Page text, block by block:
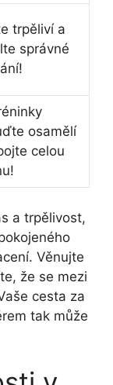
trpěliví a
správné
‍osamělí‍
celou
a trpělivost,
Věnujte
že se⁤ mezi
cesta za
tak může